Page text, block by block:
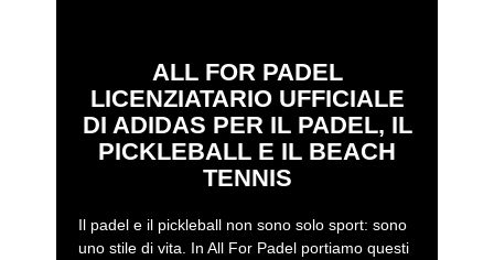
ALL FOR PADEL
LICENZIATARIO UFFICIALE
DI ADIDAS PER IL PADEL, IL
PICKLEBALL E IL BEACH
TENNIS
Il padel e il pickleball non sono solo sport: sono
uno stile di vita. In All For Padel portiamo questi